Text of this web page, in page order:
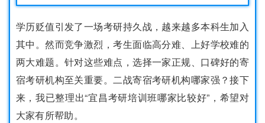
学历贬值引发了一场考研持久战，越来越多本科生加入
其中。然而竞争激烈，考生面临高分难、上好学校难的
两大难题。针对这些难点，选择一家正规、口碑好的寄
宿考研机构至关重要。二战寄宿考研机构哪家强？接下
来，我已整理出“宜昌考研培训班哪家比较好”，希望对
大家有所帮助。